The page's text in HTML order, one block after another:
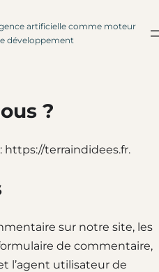
artificielle comme moteur
développement
?
https://terraindidees.fr.
sur notre site, les
de commentaire,
l’agent utilisateur de